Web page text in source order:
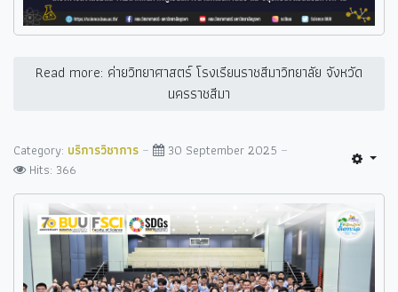
Read more: ค่ายวิทยาศาสตร์ โรงเรียนราชสีมาวิทยาลัย จังหวัด
นครราชสีมา
Category: บริการวิชาการ
30 September 2025
Hits: 366